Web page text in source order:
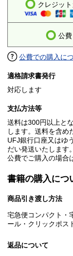
クレジッ
公費
公費での購入に
適格請求書発行
対応します
支払方法等
送料は300円以上と
します。送料を含め
UFJ銀行口座又はゆ
だい発送いたします。
公費でご購入の場合
書籍の購入につ
商品引き渡し方法
宅急便コンパクト・
ール・クリックポス
返品について